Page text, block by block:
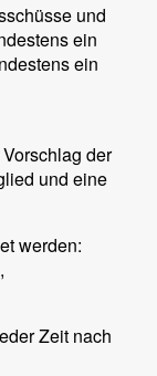
und
ein
ein
der
und eine
werden:
Zeit nach